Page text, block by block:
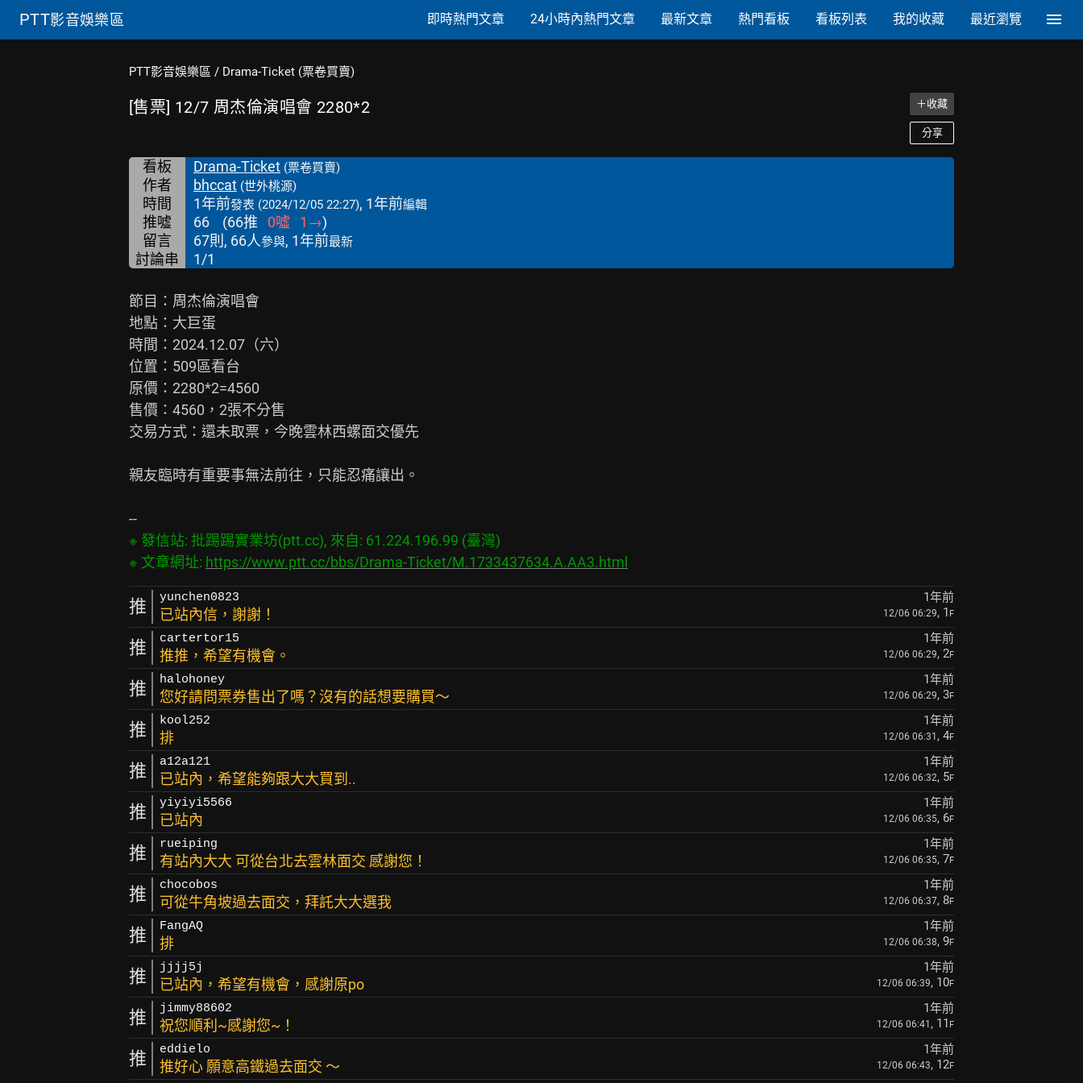
PTT影音娛樂區 即時熱門文章 24小時內熱門文章 最新文章 熱門看板 看板列表 我的收藏 最近瀏覽
PTT影音娛樂區 / Drama-Ticket (票卷買賣)
[售票] 12/7 周杰倫演唱會 2280*2 ＋收藏
分享
看板 Drama-Ticket (票卷買賣)
作者 bhccat (世外桃源)
時間 1年前發表 (2024/12/05 22:27), 1年前編輯
推噓 66 (66推 0噓 1 →)
留言
67則, 66人參與, 1年前最新
討論串 1/1
節目：周杰倫演唱會
地點：大巨蛋
時間：2024.12.07（六）
位置：509區看台
原價：2280*2=4560
售價：4560，2張不分售
交易方式：還未取票，今晚雲林西螺面交優先
親友臨時有重要事無法前往，只能忍痛讓出。
※ 發信站: 批踢踢實業坊(ptt.cc), 來自: 61.224.196.99 (臺灣)
※ 文章網址: https://www.ptt.cc/bbs/Drama-Ticket/M.1733437634.A.AA3.html
推 yunchen0823 1年前
已站內信，謝謝！ 12/06 06:29, 1 F
推 cartertor15 1年前
推推，希望有機會。 12/06 06:29, 2F
推 halohoney 1年前
您好請問票券售出了嗎？沒有的話想要購買～ 12/06 06:29, 3F
推 kool252 1年前
排 12/06 06:31 , 4F
推 a12a121 1年前
已站內，希望能夠跟大大買到.. 12/06 06:32, 5F
推 yiyiyi5566 1年前
已站內 12/06 06:35, 6F
推 rueiping 1年前
有站內大大 可從台北去雲林面交 感謝您！ 12/06 06:35, 7F
推 chocobos 1年前
可從牛角坡過去面交，拜託大大選我 12/06 06:37, 8F
推 FangAQ 1年前
排 12/06 06:38, 9F
推 jjjj5j 1年前
已站內，希望有機會，感謝原po 12/06 06:39, 10F
推 jimmy88602 1年前
祝您順利~感謝您~！ 12/06 06:41 , 11 F
推 eddielo 1年前
推好心 願意高鐵過去面交 ～ 12/06 06:43, 12F